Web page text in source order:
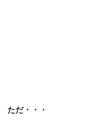
ただ・・・